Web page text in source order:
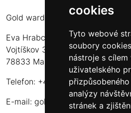
cookies
Tyto webové
soubory
nástroje s cílem
uživatelského
analýzy
stránek a
Gold warden
Eva Hrabcová
Vojtíškov 3
78833 Malá Morava
Telefon: +420 777 549 171
E-mail: goldwarden@gmail.com